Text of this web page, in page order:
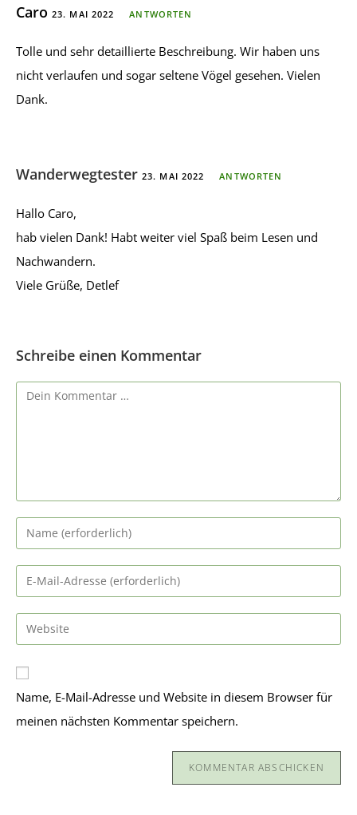
Caro 23. MAI 2022 ANTWORTEN
Tolle und sehr detaillierte Beschreibung. Wir haben uns
nicht verlaufen und sogar seltene Vögel gesehen. Vielen
Dank.
Wanderwegtester 23. MAI 2022 ANTWORTEN
Hallo Caro,
hab vielen Dank! Habt weiter viel Spaß beim Lesen und
Nachwandern.
Viele Grüße, Detlef
Schreibe einen Kommentar
Name, E-Mail-Adresse und Website in diesem Browser für
meinen nächsten Kommentar speichern.